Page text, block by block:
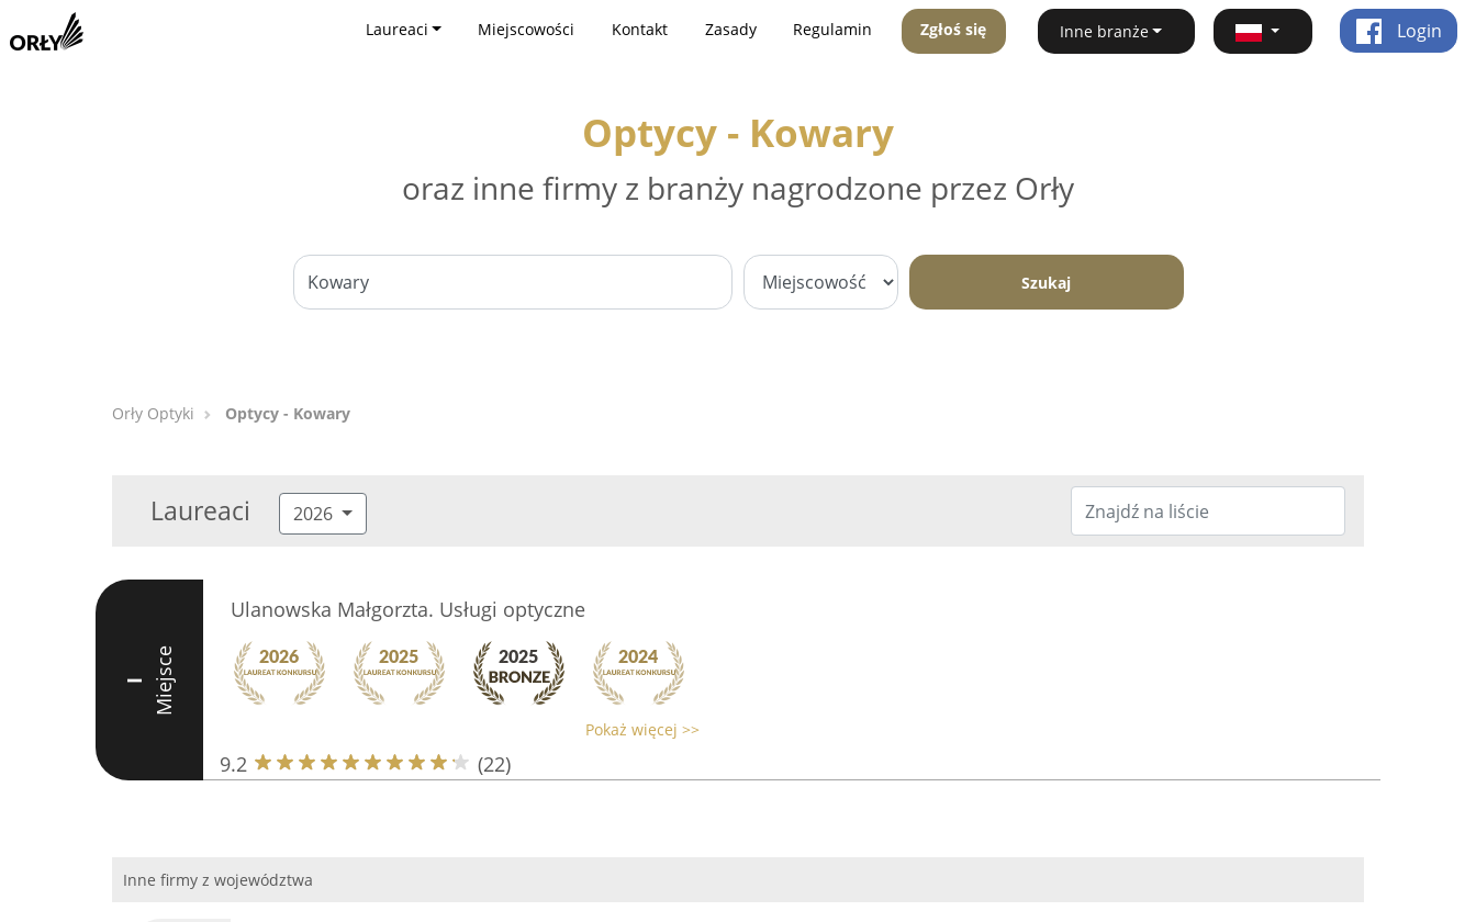
Laureaci Miejscowości Kontakt Zasady Regulamin Zgłoś się Inne branże Login
Optycy - Kowary
oraz inne firmy z branży nagrodzone przez Orły
Szukaj
Orły Optyki Optycy - Kowary
Laureaci 2026
I Miejsce
Ulanowska Małgorzta. Usługi optyczne
Pokaż więcej >>
9.2 (22)
Inne firmy z województwa